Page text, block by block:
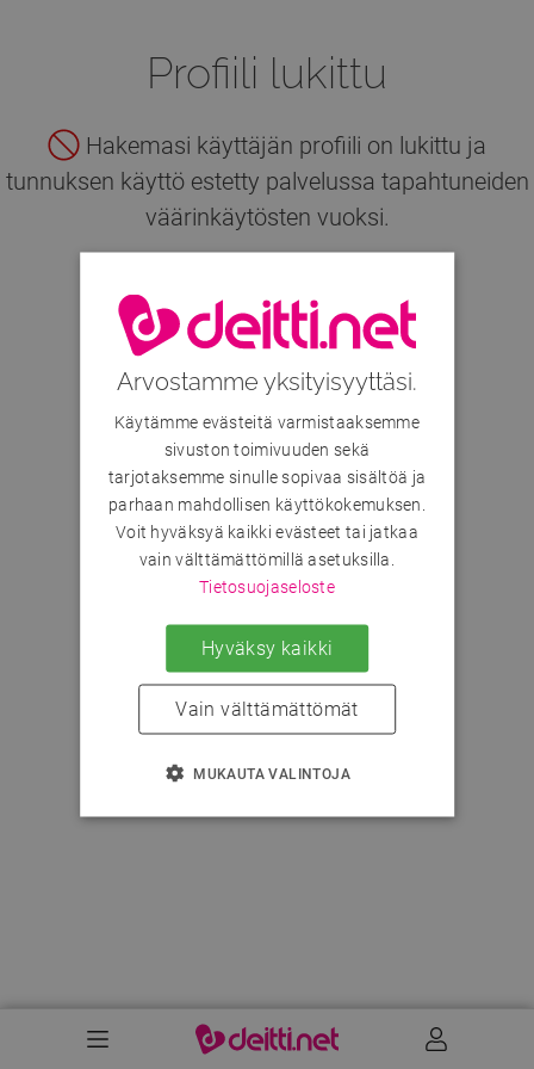
Profiili lukittu
Hakemasi käyttäjän profiili on lukittu ja
tunnuksen käyttö estetty palvelussa tapahtuneiden
väärinkäytösten vuoksi.
Hae muita käyttäjiä
Arvostamme yksityisyyttäsi.
Käytämme evästeitä varmistaaksemme
sivuston toimivuuden sekä
tarjotaksemme sinulle sopivaa sisältöä ja
parhaan mahdollisen käyttökokemuksen.
Voit hyväksyä kaikki evästeet tai jatkaa
vain välttämättömillä asetuksilla.
Tietosuojaseloste
Hyväksy kaikki
Vain välttämättömät
MUKAUTA VALINTOJA